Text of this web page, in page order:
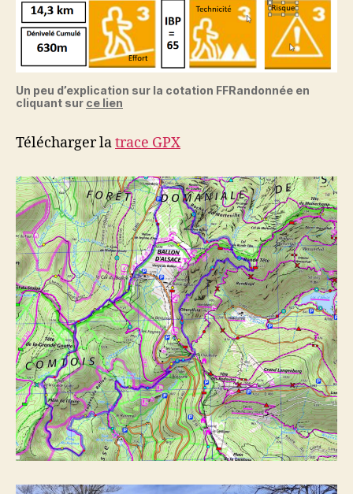
Un peu d’explication sur la cotation FFRandonnée en
cliquant sur ce lien
Télécharger latrace GPX